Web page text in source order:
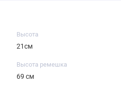
Высота
21см
Высота ремешка
69 см